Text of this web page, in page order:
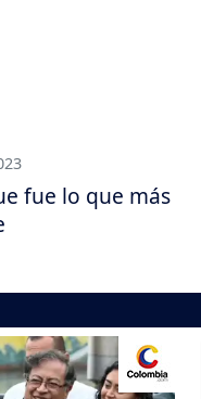
fue lo que más